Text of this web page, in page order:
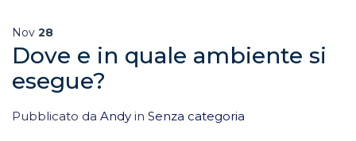
Nov 28
Dove e in quale ambiente si
esegue?
Pubblicato da Andy in Senza categoria